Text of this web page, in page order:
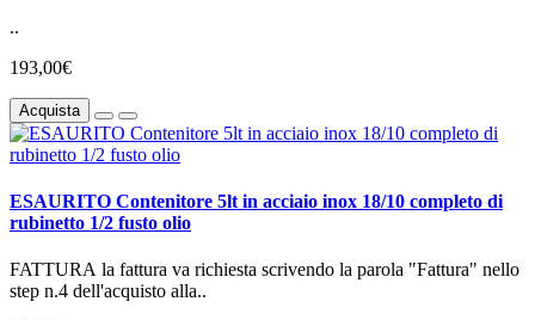
..
193,00€
Acquista
ESAURITO Contenitore 5lt in acciaio inox 18/10 completo di
rubinetto 1/2 fusto olio
FATTURA la fattura va richiesta scrivendo la parola "Fattura" nello
step n.4 dell'acquisto alla..